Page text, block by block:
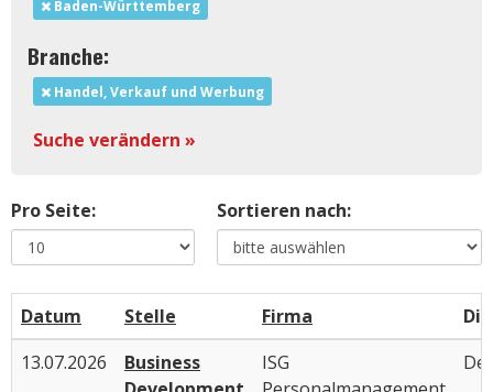
Baden-Württemberg
Branche:
Handel, Verkauf und Werbung
Suche verändern »
Pro Seite: Sortieren nach:
Datum Stelle Firma
13.07.2026
Business
ISG